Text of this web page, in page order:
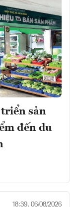
sản
đến du
18:39, 06/08/2026